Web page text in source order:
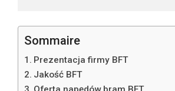
Sommaire
Prezentacja firmy BFT
Jakość BFT